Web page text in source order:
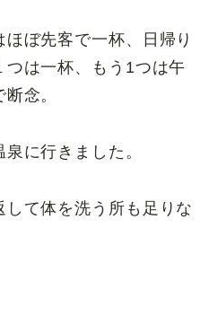
ぼ先客で一杯、日帰り
は一杯、もう1つは午
念。
に行きました。
て体を洗う所も足りな